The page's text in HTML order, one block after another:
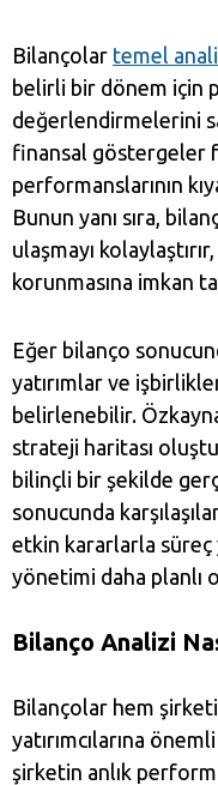
Bilançolar temel
belirli bir dönem için
değerlendirmelerini
finansal göstergeler
performanslarının
Bunun yanı sıra,
ulaşmayı
korunmasına imkan
Eğer bilanço
yatırımlar ve
belirlenebilir.
strateji haritası
bilinçli bir şekilde
sonucunda
etkin kararlarla süreç
yönetimi daha planlı
Bilanço Analizi
Bilançolar hem
yatırımcılarına
şirketin anlık